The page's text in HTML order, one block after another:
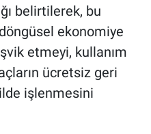
belirtilerek, bu
ekonomiye
etmeyi, kullanım
ücretsiz geri
işlenmesini